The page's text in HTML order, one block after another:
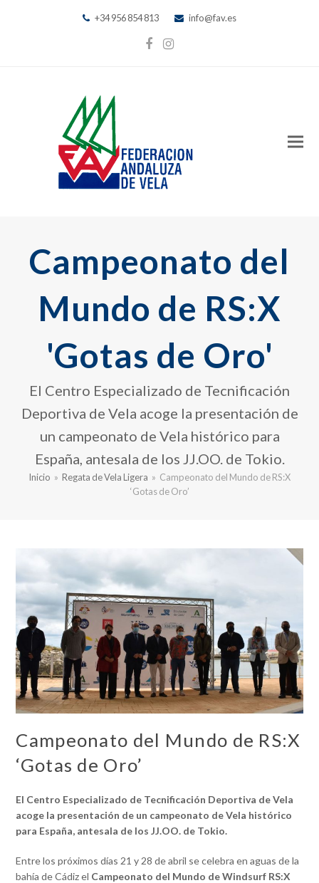
+34 956 854 813 info@fav.es
Facebook
Instagram
Campeonato del
Mundo de RS:X
'Gotas de Oro'
El Centro Especializado de Tecnificación
Deportiva de Vela acoge la presentación de
un campeonato de Vela histórico para
España, antesala de los JJ.OO. de Tokio.
Inicio » Regata de Vela Ligera » Campeonato del Mundo de RS:X
‘Gotas de Oro’
Campeonato del Mundo de RS:X
‘Gotas de Oro’
El Centro Especializado de Tecnificación Deportiva de Vela
acoge la presentación de un campeonato de Vela histórico
para España, antesala de los JJ.OO. de Tokio.
Entre los próximos días 21 y 28 de abril se celebra en aguas de la
bahía de Cádiz el Campeonato del Mundo de Windsurf RS:X